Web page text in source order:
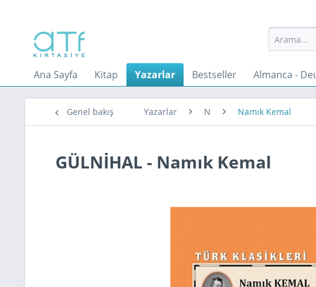
Ana Sayfa Kitap Yazarlar Bestseller Almanca -
Genel bakış Yazarlar N Namık Kemal
GÜLNİHAL - Namık Kemal